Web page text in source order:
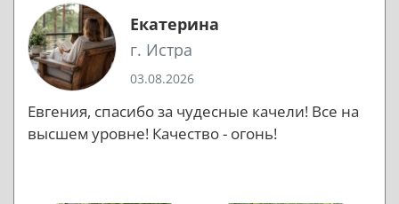
Екатерина
г. Истра
03.08.2026
Евгения, спасибо за чудесные качели! Все на
высшем уровне! Качество - огонь!